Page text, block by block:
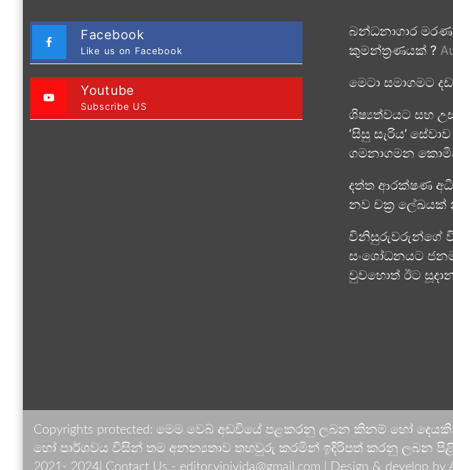
Facebook
Like us on Facebook
Youtube
Subscribe US
බන්ධනාගාර
කුමන්ත්‍රණයක් ?
මෙටා සමාගමට
ශිෂ්‍යත්වයට සහ
‘සිසු සැරිය’
ගමනාගමන
දත්ත ආරක්ෂණ
නව චක්‍ර
විනිසුරුවරුන්ගේ
සංශෝධනයට
වුවහොත් ඊට
Copyrights protected: මෙම වෙබ් අඩවියේ පළකරනු ලබන කිනම් හෝ
හෝ පාර්ශවය විසින් තම අනන්‍යතාව තහවුරු කරමින් ඉදිරිපත් කරනු ලබන
2021- 2024| Contact Us - editor.vinivida@gmail.com |
Design & develop by